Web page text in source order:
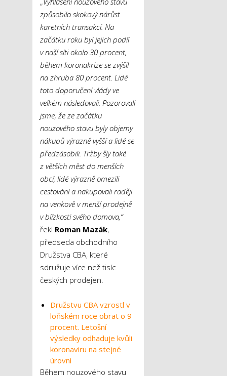
způsobilo skokový nárůst
karetních transakcí. Na
začátku roku byl jejich podíl
v naší síti okolo 30 procent,
během koronakrize se zvýšil
na zhruba 80 procent. Lidé
toto doporučení vlády ve
velkém následovali. Pozorovali
jsme, že ze začátku
nouzového stavu byly objemy
nákupů výrazně vyšší a lidé se
předzásobili. Tržby šly také
z větších měst do menších
obcí, lidé výrazně omezili
cestování a nakupovali raději
na venkově v menší prodejně
v blízkosti svého domova,“
řekl Roman Mazák,
předseda obchodního
Družstva CBA, které
sdružuje více než tisíc
českých prodejen.
Družstvu CBA vzrostl v
loňském roce obrat o 9
procent. Letošní
výsledky odhaduje kvůli
koronaviru na stejné
úrovni
Během nouzového stavu